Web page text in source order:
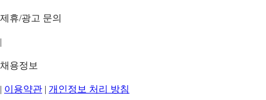
제휴/광고 문의
|
채용정보
| 이용약관 | 개인정보 처리 방침